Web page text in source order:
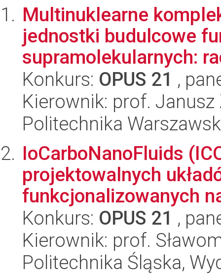
Multinuklearne
jednostki budulcowe
supramolekularnych:
Konkurs: OPUS 21 ,
Kierownik: prof.
Politechnika
IoCarboNanoFluids
projektowalnych
funkcjonalizowanych
Konkurs: OPUS 21 ,
Kierownik: prof.
Politechnika Śląska,